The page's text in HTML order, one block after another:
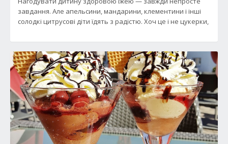
завдання. Але апельсини, мандарини, клементини і інші
солодкі цитрусові діти їдять з радістю. Хоч це і не цукерки,